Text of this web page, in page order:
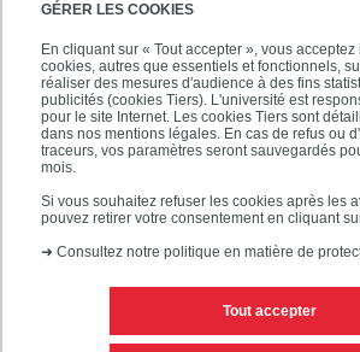
GÉRER LES COOKIES
En cliquant sur « Tout accepter », vous
cookies, autres que essentiels et fonctionnels,
réaliser des mesures d'audience à des fins
publicités (cookies Tiers). L'université est
pour le site Internet. Les cookies Tiers sont
dans nos mentions légales. En cas de refus ou
traceurs, vos paramètres seront sauvegardés
mois.
Si vous souhaitez refuser les cookies après les
pouvez retirer votre consentement en cliquant
➜ Consultez notre politique en matière de
Tout accepter
Mentions légales